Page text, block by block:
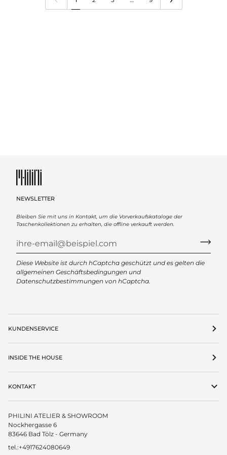
NEWSLETTER
Bleiben Sie mit uns in Kontakt, um die Vorverkaufskataloge der
Taschenkollektionen zu erhalten, die offline verkauft werden.
Diese Website ist durch hCaptcha geschützt und es gelten die
allgemeinen Geschäftsbedingungen und
Datenschutzbestimmungen von hCaptcha.
KUNDENSERVICE
INSIDE THE HOUSE
KONTAKT
PHILINI ATELIER & SHOWROOM
Nockhergasse 6
83646 Bad Tölz - Germany
tel.:+4917624080649